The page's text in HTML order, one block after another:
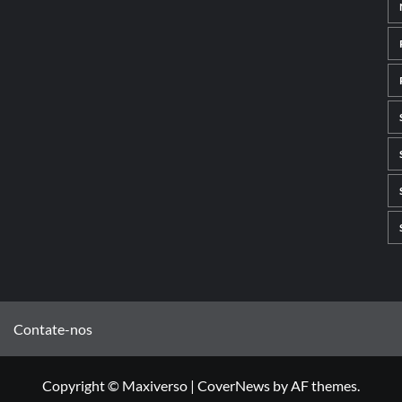
Contate-nos
Copyright © Maxiverso | CoverNews by AF themes.